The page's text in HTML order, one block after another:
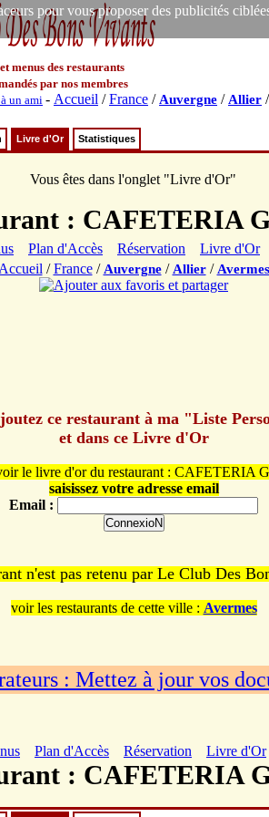
pour vous proposer des publicités
menus des restaurants
par nos membres
un ami- Accueil /France / Auvergne / Allier /
Livre d'Or Statistiques
Vous êtes dans l'onglet "Livre d'Or"
: CAFETERIA
Plan d'Accès Réservation Livre d'Or
Accueil /France/ Auvergne/ Allier/ Avermes
ce restaurant à ma "Liste
et dans ce Livre d'Or
le livre d'or du restaurant : CAFETERIA
saisissez votre adresse email
Email :
n'est pas retenu par Le Club Des
voir les restaurants de cette ville : Avermes
: Mettez à jour vos
Plan d'Accès Réservation Livre d'Or
: CAFETERIA